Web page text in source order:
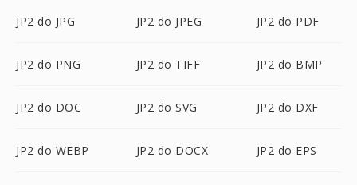
JP2 do JPG JP2 do JPEG JP2 do PDF
JP2 do PNG JP2 do TIFF JP2 do BMP
JP2 do DOC JP2 do SVG JP2 do DXF
JP2 do WEBP JP2 do DOCX JP2 do EPS